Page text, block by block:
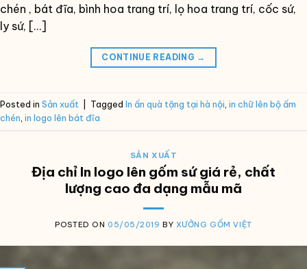
chén , bát đĩa, bình hoa trang trí, lọ hoa trang trí, cốc sứ,
ly sứ, […]
CONTINUE READING →
Posted in Sản xuất Tagged In ấn quà tặng tại hà nội, in chữ lên bộ ấm
chén, in logo lên bát đĩa
SẢN XUẤT
Địa chỉ In logo lên gốm sứ giá rẻ, chất
lượng cao đa dạng mẫu mã
POSTED ON 05/05/2019 BY XƯỞNG GỐM VIỆT